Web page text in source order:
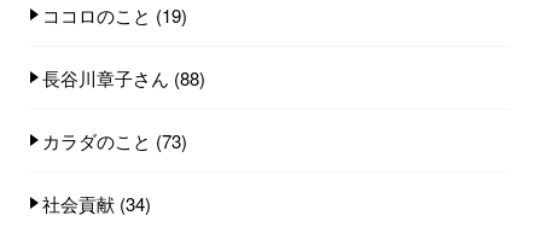
ココロのこと (19)
長谷川章子さん (88)
カラダのこと (73)
社会貢献 (34)